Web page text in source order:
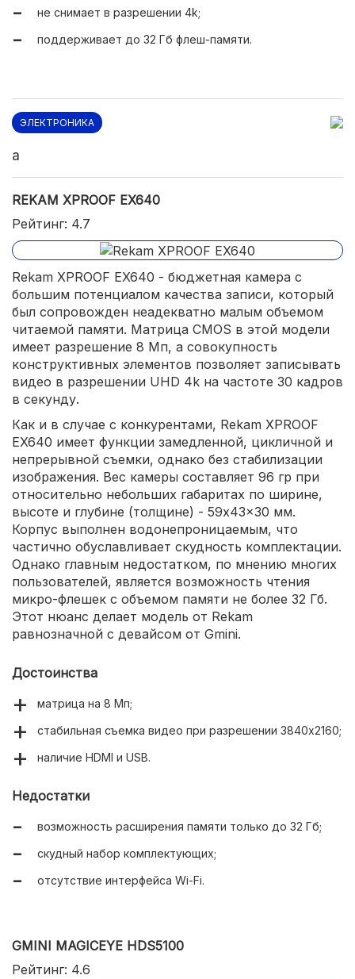
не снимает в разрешении 4k;
поддерживает до 32 Гб флеш-памяти.
ЭЛЕКТРОНИКА
a
REKAM XPROOF EX640
Рейтинг: 4.7
Rekam XPROOF EX640 - бюджетная камера с
большим потенциалом качества записи, который
был сопровожден неадекватно малым объемом
читаемой памяти. Матрица CMOS в этой модели
имеет разрешение 8 Мп, а совокупность
конструктивных элементов позволяет записывать
видео в разрешении UHD 4k на частоте 30 кадров
в секунду.
Как и в случае с конкурентами, Rekam XPROOF
EX640 имеет функции замедленной, цикличной и
непрерывной съемки, однако без стабилизации
изображения. Вес камеры составляет 96 гр при
относительно небольших габаритах по ширине,
высоте и глубине (толщине) - 59x43x30 мм.
Корпус выполнен водонепроницаемым, что
частично обуславливает скудность комплектации.
Однако главным недостатком, по мнению многих
пользователей, является возможность чтения
микро-флешек с объемом памяти не более 32 Гб.
Этот нюанс делает модель от Rekam
равнозначной с девайсом от Gmini.
Достоинства
матрица на 8 Мп;
стабильная съемка видео при разрешении 3840х2160;
наличие HDMI и USB.
Недостатки
возможность расширения памяти только до 32 Гб;
скудный набор комплектующих;
отсутствие интерфейса Wi-Fi.
GMINI MAGICEYE HDS5100
Рейтинг: 4.6